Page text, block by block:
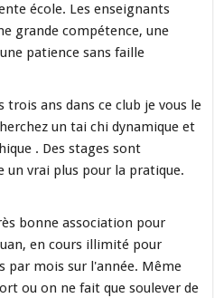
école. Les enseignants
grande compétence, une
patience sans faille
trois ans dans ce club je vous le
un tai chi dynamique et
. Des stages sont
un vrai plus pour la pratique.
bonne association pour
en cours illimité pour
par mois sur l'année. Même
ou on ne fait que soulever de